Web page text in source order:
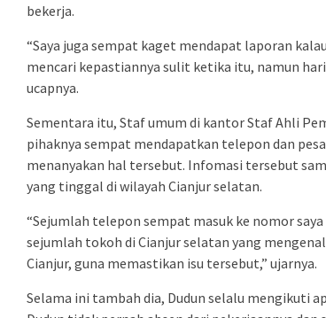
bekerja.
“Saya juga sempat kaget mendapat laporan
mencari kepastiannya sulit ketika itu, namun
ucapnya.
Sementara itu, Staf umum di kantor Staf Ahli
pihaknya sempat mendapatkan telepon dan
menanyakan hal tersebut. Infomasi tersebut
yang tinggal di wilayah Cianjur selatan.
“Sejumlah telepon sempat masuk ke nomor
sejumlah tokoh di Cianjur selatan yang
Cianjur, guna memastikan isu tersebut,” ujarnya.
Selama ini tambah dia, Dudun selalu mengikuti